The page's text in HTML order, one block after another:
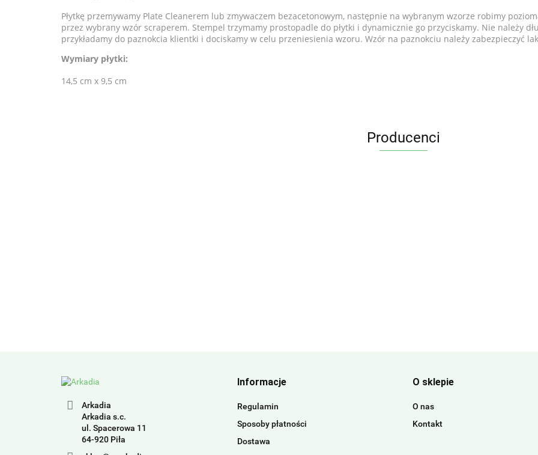
Płytkę przemywamy Plate Cleanerem lub zmywaczem bezacetonowym, następnie na wybranym wzorze robimy
przez wybrany wzór scraperem. Stempel trzymamy prostopadle do płytki i dynamicznie go przyciskamy. Nie należy
przykładamy do paznokcia klientki i dociskamy w celu przeniesienia wzoru. Wzór na paznokciu należy zabezpieczyć
Wymiary płytki:
14,5 cm x 9,5 cm
Producenci
Arkadia
Arkadia s.c.
ul. Spacerowa 11
64-920 Piła
Informacje
Regulamin
Sposoby płatności
Dostawa
O sklepie
O nas
Kontakt